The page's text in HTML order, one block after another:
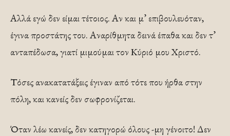
Αλλά εγώ δεν είμαι τέτοιος. Αν και μ’ επιβου­λευόταν,
έγινα προστάτης του. Αναρίθμητα δεινά έπαθα και δεν τ’
ανταπέδωσα, γιατί μιμούμαι τον Κύριό μου Χριστό.
Τόσες ανακατατάξεις έγιναν από τότε που ήρθα στην
πόλη, και κανείς δεν σωφρονίζεται.
Όταν λέω κανείς, δεν κατηγορώ όλους -μη γένοιτο! Δεν